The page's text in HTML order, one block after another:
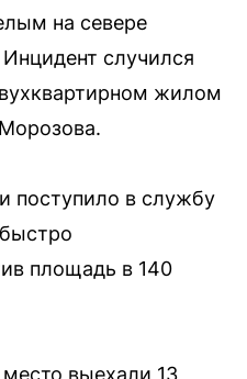
на севере
случился
жилом
поступило в службу
площадь в 140
выехали 13